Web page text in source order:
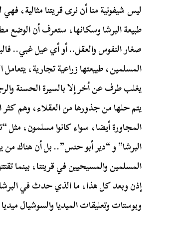
ليس شيفونية منا أن نرى قريتنا
طبيعة البرشا وسكانها، ستعرف أن
صغار النفوس والعقل.. أو أي عيل غبي..
المسلمين، طبيعتها زراعية تجارية،
يغلب طرف عن أخر إلا بالسيرة الحسنة
يتم حلها من جذورها من العقلاء، وهم
المجاورة أيضا، سواء كانوا مسلمون، مثل
البرشا” و “دير أبو حنس”.. بل أن هناك
المسلمين والمسيحيين في قريتنا، بينما
إذن وبعد كل هذا، ما الذي حدث في
وبوستات وتعليقات الميديا والسوشيال